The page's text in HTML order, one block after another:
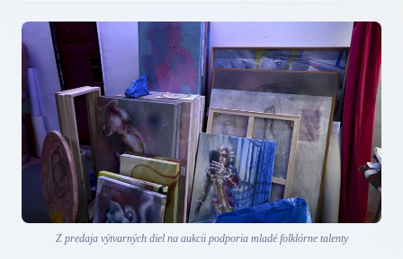
Z predaja výtvarných diel na aukcii podporia mladé folklórne talenty